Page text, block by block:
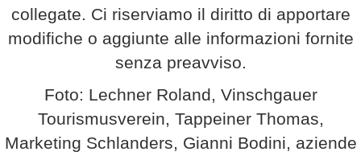
collegate. Ci riserviamo il diritto di apportare
modifiche o aggiunte alle informazioni fornite
senza preavviso.
Foto: Lechner Roland, Vinschgauer
Tourismusverein, Tappeiner Thomas,
Marketing Schlanders, Gianni Bodini, aziende